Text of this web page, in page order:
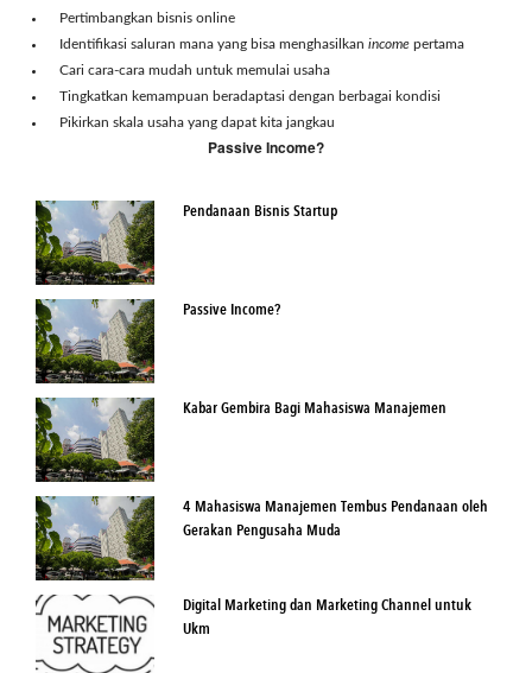
Pertimbangkan bisnis online
Identifikasi saluran mana yang bisa menghasilkan income pertama
Cari cara-cara mudah untuk memulai usaha
Tingkatkan kemampuan beradaptasi dengan berbagai kondisi
Pikirkan skala usaha yang dapat kita jangkau
Passive Income?
Pendanaan Bisnis Startup
Passive Income?
Kabar Gembira Bagi Mahasiswa Manajemen
4 Mahasiswa Manajemen Tembus Pendanaan oleh
Gerakan Pengusaha Muda
Digital Marketing dan Marketing Channel untuk
Ukm